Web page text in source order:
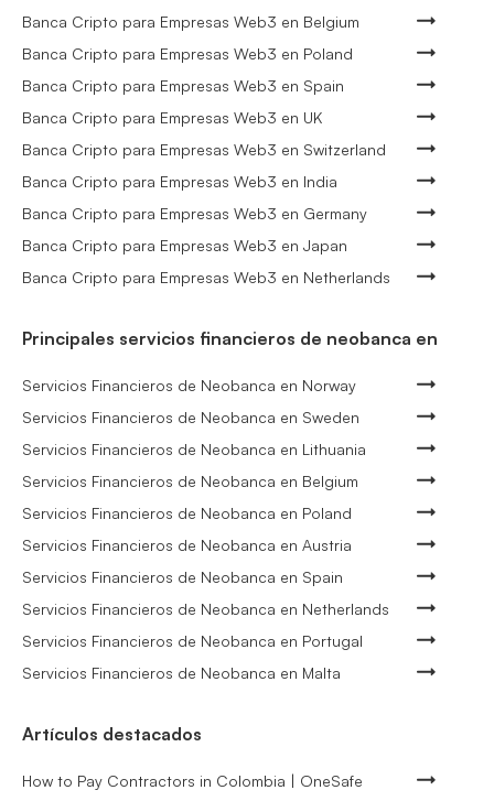
Banca Cripto para Empresas Web3 en Belgium
Banca Cripto para Empresas Web3 en Poland
Banca Cripto para Empresas Web3 en Spain
Banca Cripto para Empresas Web3 en UK
Banca Cripto para Empresas Web3 en Switzerland
Banca Cripto para Empresas Web3 en India
Banca Cripto para Empresas Web3 en Germany
Banca Cripto para Empresas Web3 en Japan
Banca Cripto para Empresas Web3 en Netherlands
Principales servicios financieros de neobanca en
Servicios Financieros de Neobanca en Norway
Servicios Financieros de Neobanca en Sweden
Servicios Financieros de Neobanca en Lithuania
Servicios Financieros de Neobanca en Belgium
Servicios Financieros de Neobanca en Poland
Servicios Financieros de Neobanca en Austria
Servicios Financieros de Neobanca en Spain
Servicios Financieros de Neobanca en Netherlands
Servicios Financieros de Neobanca en Portugal
Servicios Financieros de Neobanca en Malta
Artículos destacados
How to Pay Contractors in Colombia | OneSafe